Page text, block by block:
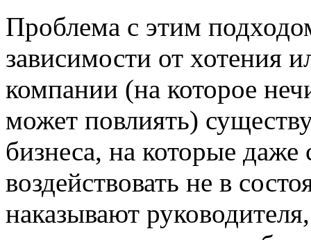
Проблема с этим
зависимости от хотения
компании (на которое
может повлиять)
бизнеса, на которые
воздействовать не в
наказывают